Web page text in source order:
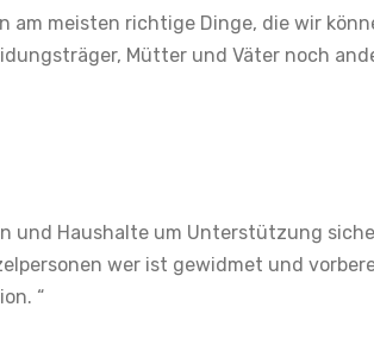
am meisten richtige Dinge, die wir
Mütter und Väter noch
und Haushalte um Unterstützung
wer ist gewidmet und
“